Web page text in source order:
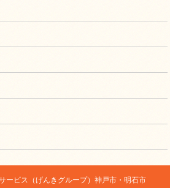
ービス（げんきグループ）神戸市・明石市